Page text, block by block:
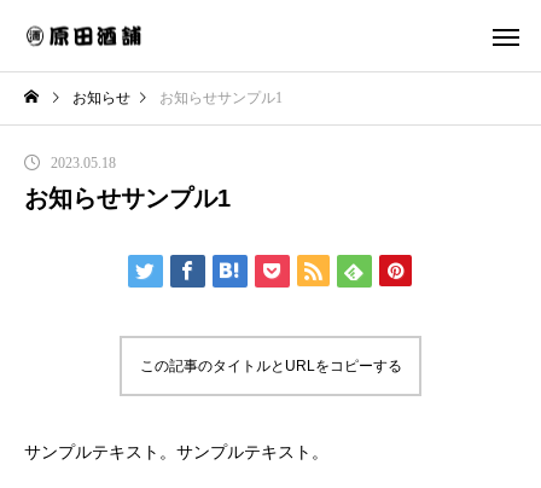
お知らせ お知らせサンプル1
お知らせサンプル1
2023.05.18
この記事のタイトルとURLをコピーする
サンプルテキスト。サンプルテキスト。